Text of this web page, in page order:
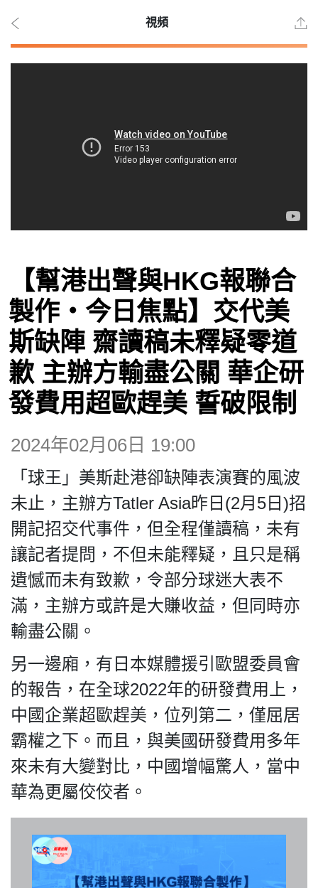
時事
觀點
博客
投票
昔日
系列
活動
關於我們
我們的立場
登記支持
視頻
【幫港出聲與HKG報聯合
製作‧今日焦點】交代美
斯缺陣 齋讀稿未釋疑零道
歉 主辦方輸盡公關 華企研
發費用超歐趕美 誓破限制
2024年02月06日 19:00
「球王」美斯赴港卻缺陣表演賽的風波
未止，主辦方Tatler Asia昨日(2月5日)招
開記招交代事件，但全程僅讀稿，未有
讓記者提問，不但未能釋疑，且只是稱
遺憾而未有致歉，令部分球迷大表不
滿，主辦方或許是大賺收益，但同時亦
輸盡公關。
另一邊廂，有日本媒體援引歐盟委員會
的報告，在全球2022年的研發費用上，
中國企業超歐趕美，位列第二，僅屈居
霸權之下。而且，與美國研發費用多年
來未有大變對比，中國增幅驚人，當中
華為更屬佼佼者。